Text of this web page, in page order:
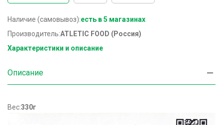
Наличие (самовывоз):есть в 5 магазинах
Производитель:ATLETIC FOOD (Россия)
Характеристики и описание
Описание
Вес:330г